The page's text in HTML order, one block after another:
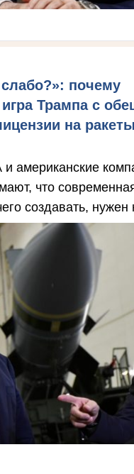
почему
Трампа с
на
американские
что
создавать,